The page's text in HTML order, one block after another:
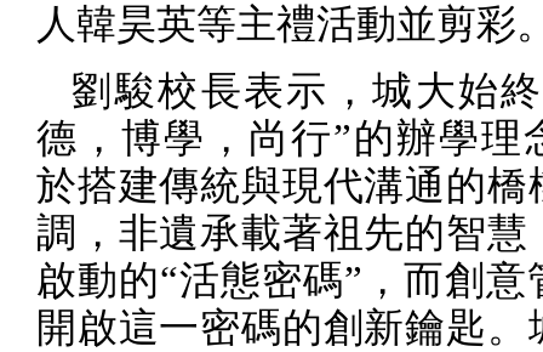
人韓昊英等主禮活動並剪彩
劉駿校長表示，城大始
德，博學，尚行”的辦學理
於搭建傳統與現代溝通的橋
調，非遺承載著祖先的智慧
啟動的“活態密碼”，而創意
開啟這一密碼的創新鑰匙。